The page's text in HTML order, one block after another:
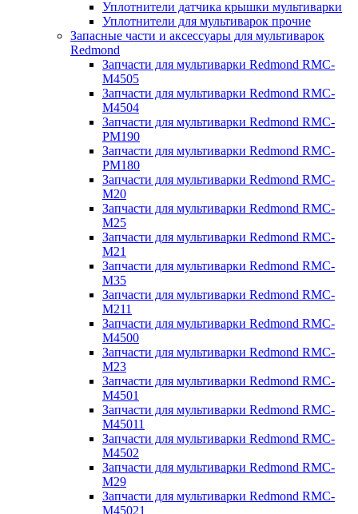
Уплотнители датчика крышки мультиварки
Уплотнители для мультиварок прочие
Запасные части и аксессуары для мультиварок
Redmond
Запчасти для мультиварки Redmond RMC-
M4505
Запчасти для мультиварки Redmond RMC-
M4504
Запчасти для мультиварки Redmond RMC-
PM190
Запчасти для мультиварки Redmond RMC-
PM180
Запчасти для мультиварки Redmond RMC-
M20
Запчасти для мультиварки Redmond RMC-
M25
Запчасти для мультиварки Redmond RMC-
M21
Запчасти для мультиварки Redmond RMC-
M35
Запчасти для мультиварки Redmond RMC-
M211
Запчасти для мультиварки Redmond RMC-
M4500
Запчасти для мультиварки Redmond RMC-
M23
Запчасти для мультиварки Redmond RMC-
M4501
Запчасти для мультиварки Redmond RMC-
M45011
Запчасти для мультиварки Redmond RMC-
M4502
Запчасти для мультиварки Redmond RMC-
M29
Запчасти для мультиварки Redmond RMC-
M45021